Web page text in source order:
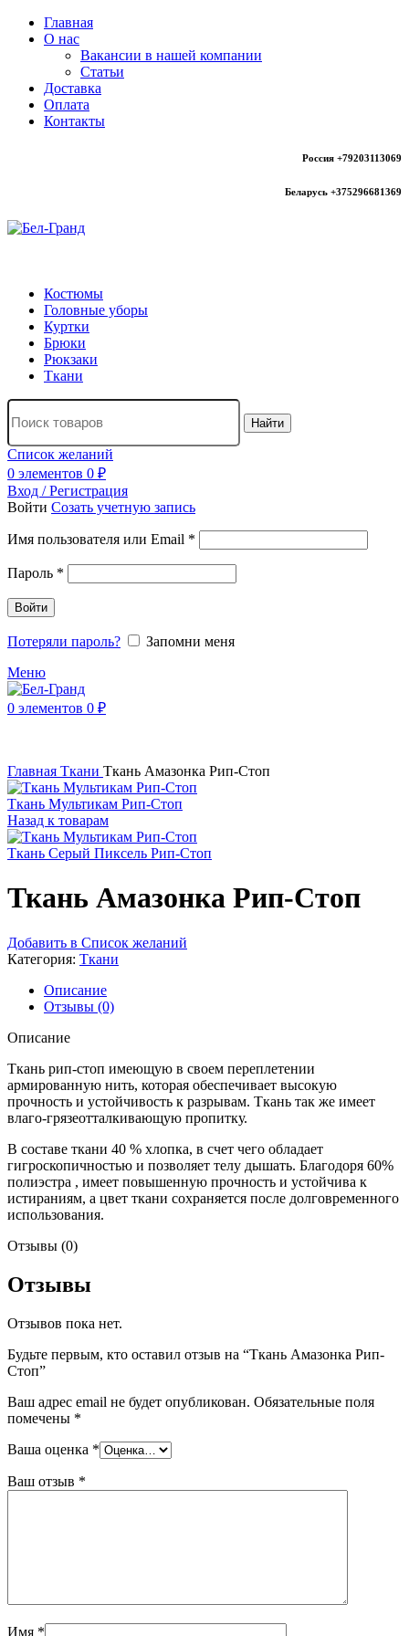
Главная
О нас
Вакансии в нашей компании
Статьи
Доставка
Оплата
Контакты
Россия +79203113069
Беларусь +375296681369
Костюмы
Головные уборы
Куртки
Брюки
Рюкзаки
Ткани
Найти
Список желаний
0 элементов 0 ₽
Вход / Регистрация
Войти Созать учетную запись
Имя пользователя или Email *
Пароль *
Войти
Потеряли пароль?
Запомни меня
Меню
0 элементов 0 ₽
Главная Ткани Ткань Амазонка Рип-Стоп
Ткань Мультикам Рип-Стоп
Назад к товарам
Ткань Серый Пиксель Рип-Стоп
Ткань Амазонка Рип-Стоп
Добавить в Список желаний
Категория: Ткани
Описание
Отзывы (0)
Описание
Ткань рип-стоп имеющую в своем переплетении
армированную нить, которая обеспечивает высокую
прочность и устойчивость к разрывам. Ткань так же имеет
влаго-грязеотталкивающую пропитку.
В составе ткани 40 % хлопка, в счет чего обладает
гигроскопичностью и позволяет телу дышать. Благодоря 60%
полиэстра , имеет повышенную прочность и устойчива к
истираниям, а цвет ткани сохраняется после долговременного
использования.
Отзывы (0)
Отзывы
Отзывов пока нет.
Будьте первым, кто оставил отзыв на “Ткань Амазонка Рип-
Стоп”
Ваш адрес email не будет опубликован. Обязательные поля
помечены *
Ваша оценка *
Ваш отзыв *
Имя *